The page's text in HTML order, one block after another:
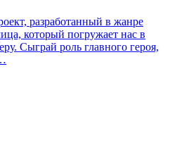
разработанный в жанре
который погружает нас в
Сыграй роль главного героя,